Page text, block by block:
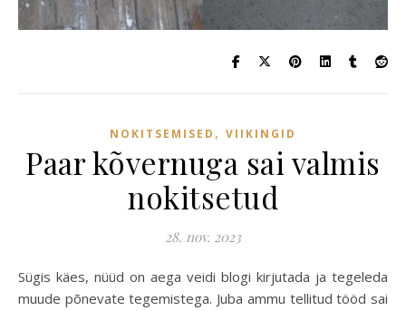
NOKITSEMISED , VIIKINGID
Paar kõvernuga sai valmis
nokitsetud
28. nov. 2023
Sügis käes, nüüd on aega veidi blogi kirjutada ja tegeleda
muude põnevate tegemistega. Juba ammu tellitud tööd sai